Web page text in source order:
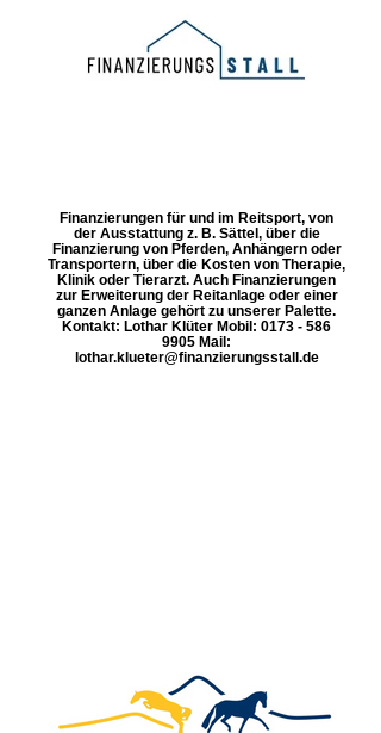
Finanzierungen für und im Reitsport, von
der Ausstattung z. B. Sättel, über die
Finanzierung von Pferden, Anhängern oder
Transportern, über die Kosten von Therapie,
Klinik oder Tierarzt. Auch Finanzierungen
zur Erweiterung der Reitanlage oder einer
ganzen Anlage gehört zu unserer Palette.
Kontakt: Lothar Klüter Mobil: 0173 - 586
9905 Mail:
lothar.klueter@finanzierungsstall.de